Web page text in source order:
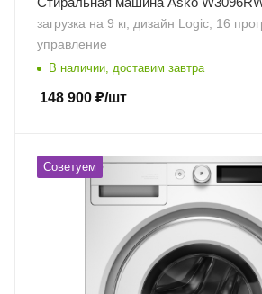
загрузка на 9 кг, дизайн Logic, 16
управление
В наличии, доставим завтра
148 900 ₽/шт
Советуем